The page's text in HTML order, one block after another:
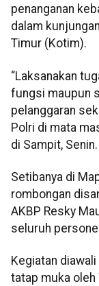
penanganan
dalam
Timur (Kotim).
“Laksanakan
fungsi maupun
pelanggaran
Polri di mata
di Sampit, Senin.
Setibanya di
rombongan
AKBP Resky
seluruh
Kegiatan
tatap muka oleh